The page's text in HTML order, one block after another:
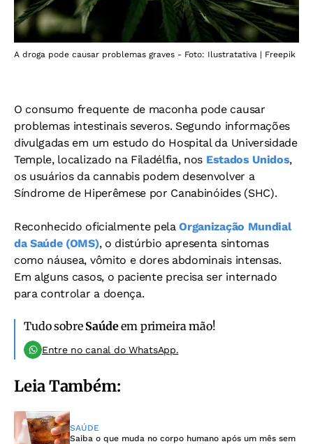
A droga pode causar problemas graves - Foto: Ilustratativa | Freepik
O consumo frequente de maconha pode causar
problemas intestinais severos. Segundo informações
divulgadas em um estudo do Hospital da Universidade
Temple, localizado na Filadélfia, nos Estados Unidos,
os usuários da cannabis podem desenvolver a
Síndrome de Hiperêmese por Canabinóides (SHC).
Reconhecido oficialmente pelaOrganização Mundial
da Saúde (OMS), o distúrbio apresenta sintomas
como náusea, vômito e dores abdominais intensas.
Em alguns casos, o paciente precisa ser internado
para controlar a doença.
Tudo sobre Saúdeem primeira mão!
Entre no canal do WhatsApp.
Leia Também:
SAÚDE
Saiba o que muda no corpo humano após um mês sem